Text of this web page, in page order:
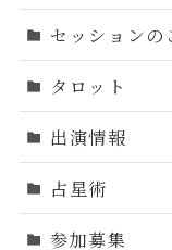
セッションの
タロット
出演情報
占星術
参加募集